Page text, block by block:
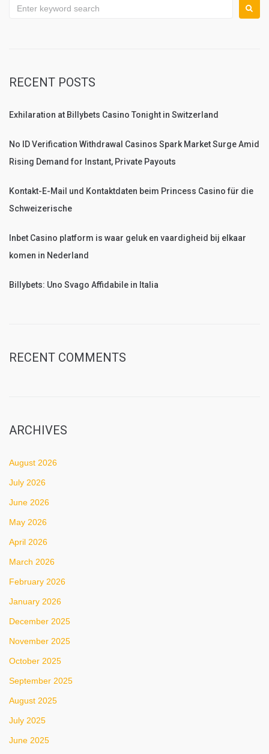
Search
RECENT POSTS
Exhilaration at Billybets Casino Tonight in Switzerland
No ID Verification Withdrawal Casinos Spark Market Surge Amid
Rising Demand for Instant, Private Payouts
Kontakt-E-Mail und Kontaktdaten beim Princess Casino für die
Schweizerische
Inbet Casino platform is waar geluk en vaardigheid bij elkaar
komen in Nederland
Billybets: Uno Svago Affidabile in Italia
RECENT COMMENTS
ARCHIVES
August 2026
July 2026
June 2026
May 2026
April 2026
March 2026
February 2026
January 2026
December 2025
November 2025
October 2025
September 2025
August 2025
July 2025
June 2025